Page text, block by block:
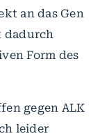
an das Gen
dadurch
Form des
gegen ALK
leider